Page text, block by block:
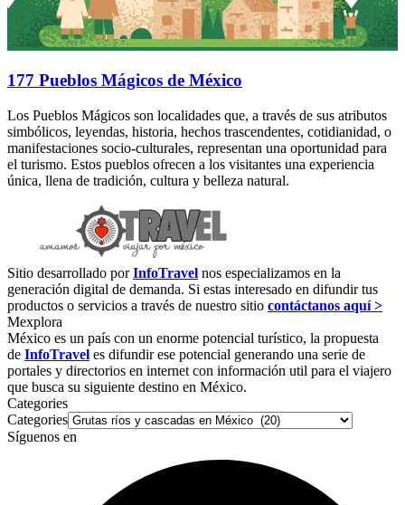
177 Pueblos Mágicos de México
Los Pueblos Mágicos son localidades que, a través de sus atributos
simbólicos, leyendas, historia, hechos trascendentes, cotidianidad, o
manifestaciones socio-culturales, representan una oportunidad para
el turismo. Estos pueblos ofrecen a los visitantes una experiencia
única, llena de tradición, cultura y belleza natural.
Sitio desarrollado porInfoTravel nos especializamos en la
generación digital de demanda. Si estas interesado en difundir tus
productos o servicios a través de nuestro sitio contáctanos aquí >
Mexplora
México es un país con un enorme potencial turístico, la propuesta
de InfoTravel es difundir ese potencial generando una serie de
portales y directorios en internet con información util para el viajero
que busca su siguiente destino en México.
Categories
Categories
Síguenos en